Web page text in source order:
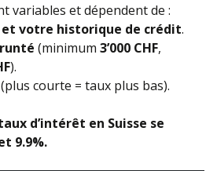
variables et dépendent de :
votre historique de crédit.
(minimum 3’000 CHF,
).
(plus courte = taux plus bas).
d’intérêt en Suisse se
9.9%.